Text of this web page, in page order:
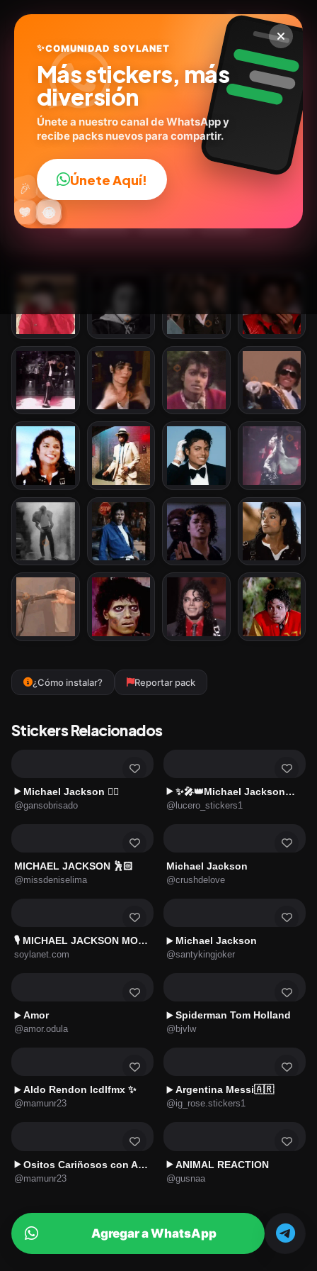
MICHAEL JACKSON 🕺🏽
@missdeniselima
20stickers Animados
Agregar a WhatsApp
¿Cómo instalar? Reportar pack
Stickers Relacionados
▶️ Michael Jackson 🕴🏻
@gansobrisado
▶️ ✨🎤👑Michael Jackson✨🎤👑
@lucero_stickers1
MICHAEL JACKSON 🕺🏻
@missdeniselima
Michael Jackson
@crushdelove
🎙️ MICHAEL JACKSON MOODS 🎙️
soylanet.com
▶️ Michael Jackson
@santykingjoker
▶️ Amor
@amor.odula
▶️ Spiderman Tom Holland
@bjvlw
▶️ Aldo Rendon lcdlfmx ✨
@mamunr23
▶️ Argentina Messi🇦🇷
@ig_rose.stickers1
▶️ Ositos Cariñosos con Amor 💖
@mamunr23
▶️ ANIMAL REACTION
@gusnaa
😎
😂
🔥
💬
❤️ ✨
🤩
😜
🎉 👍
✨COMUNIDAD SOYLANET
Más stickers, más
diversión
Únete a nuestro canal de WhatsApp y
recibe packs nuevos para compartir.
Únete Aquí!